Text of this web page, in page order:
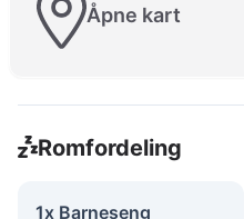
Åpne kart
Romfordeling
1x Barneseng